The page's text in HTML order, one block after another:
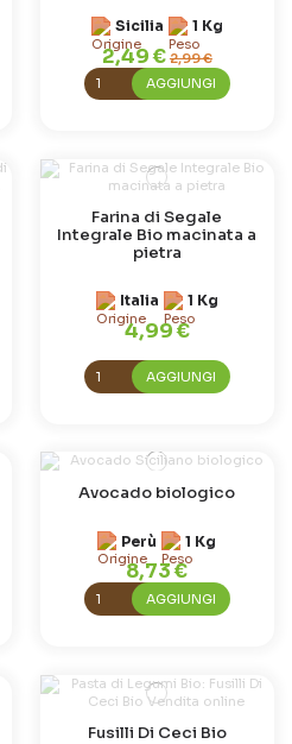
Sicilia 1 Kg
2,49 €2,99 €
AGGIUNGI
Farina di Segale
Integrale Bio macinata a
pietra
Italia 1 Kg
4,99 €
AGGIUNGI
Avocado biologico
Perù 1 Kg
8,73 €
AGGIUNGI
Fusilli Di Ceci Bio